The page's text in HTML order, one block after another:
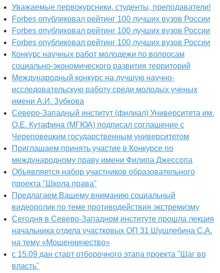
Уважаемые первокурсники, студенты, преподаватели!
Forbes опубликовал рейтинг 100 лучших вузов России
Forbes опубликовал рейтинг 100 лучших вузов России
Forbes опубликовал рейтинг 100 лучших вузов России
Конкурс научных работ молодежи по вопросам
социально-экономического развития территорий
Международный конкурс на лучшую научно-
исследовательскую работу среди молодых ученых
имени А.И. Зубкова
Северо-Западный институт (филиал) Университета им.
О.Е. Кутафина (МГЮА) подписал соглашение с
Череповецким государственным университетом
Приглашаем принять участие в Конкурсе по
международному праву имени Филипа Джессопа
Объявляется набор участников образовательного
проекта "Школа права"
Предлагаем Вашему вниманию социальный
видеоролик по теме противодействия экстремизму
Сегодня в Северо-Западном институте прошла лекция
начальника отдела участковых ОП 31 Шушлебина С.А.
на тему «Мошенничество»
с 15.09 дан старт отборочного этапа проекта "Шаг во
власть"